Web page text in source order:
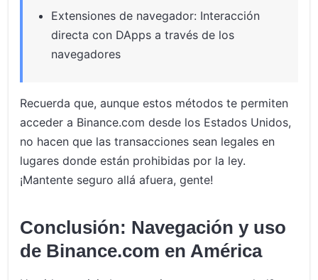
Extensiones de navegador: Interacción
directa con DApps a través de los
navegadores
Recuerda que, aunque estos métodos te permiten
acceder a Binance.com desde los Estados Unidos,
no hacen que las transacciones sean legales en
lugares donde están prohibidas por la ley.
¡Mantente seguro allá afuera, gente!
Conclusión: Navegación y uso
de Binance.com en América